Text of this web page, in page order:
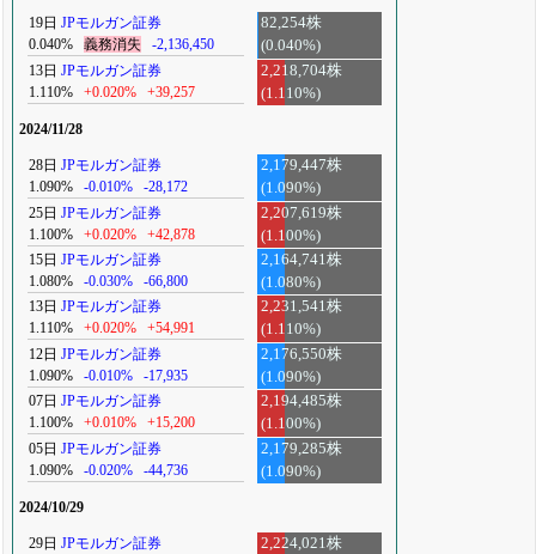
19日 JPモルガン証券
0.040%
義務消失 -2,136,450
82,254株
(0.040%)
13日 JPモルガン証券
1.110%
+0.020% +39,257
2,218,704株
(1.110%)
2024/11/28
28日 JPモルガン証券
1.090%
-0.010% -28,172
2,179,447株
(1.090%)
25日 JPモルガン証券
1.100%
+0.020% +42,878
2,207,619株
(1.100%)
15日 JPモルガン証券
1.080%
-0.030% -66,800
2,164,741株
(1.080%)
13日 JPモルガン証券
1.110%
+0.020% +54,991
2,231,541株
(1.110%)
12日 JPモルガン証券
1.090%
-0.010% -17,935
2,176,550株
(1.090%)
07日 JPモルガン証券
1.100%
+0.010% +15,200
2,194,485株
(1.100%)
05日 JPモルガン証券
1.090%
-0.020% -44,736
2,179,285株
(1.090%)
2024/10/29
29日 JPモルガン証券
2,224,021株